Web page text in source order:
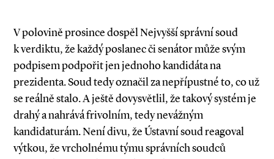
V polovině prosince dospěl Nejvyšší správní soud
k verdiktu, že každý poslanec či senátor může svým
podpisem podpořit jen jednoho kandidáta na
prezidenta. Soud tedy označil za nepřípustné to, co už
se reálně stalo. A ještě dovysvětlil, že takový systém je
drahý a nahrává frivolním, tedy nevážným
kandidaturám. Není divu, že Ústavní soud reagoval
výtkou, že vrcholnému týmu správních soudců